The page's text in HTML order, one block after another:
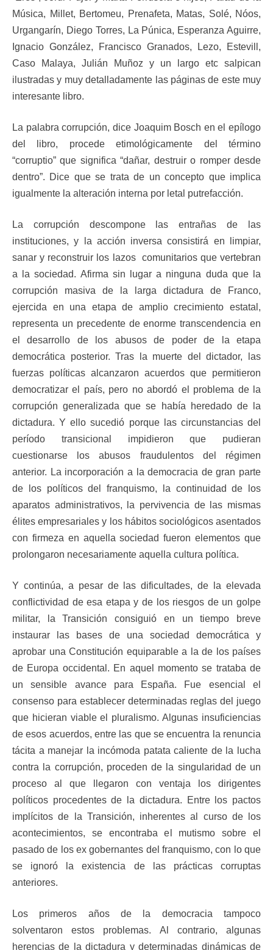
Música, Millet, Bertomeu, Prenafeta, Matas, Solé, Nóos,
Urgangarín, Diego Torres, La Púnica, Esperanza Aguirre,
Ignacio González, Francisco Granados, Lezo, Estevill,
Caso Malaya, Julián Muñoz y un largo etc salpican
ilustradas y muy detalladamente las páginas de este muy
interesante libro.
La palabra corrupción, dice Joaquim Bosch en el epílogo
del libro, procede etimológicamente del término
“corruptio” que significa “dañar, destruir o romper desde
dentro”. Dice que se trata de un concepto que implica
igualmente la alteración interna por letal putrefacción.
La corrupción descompone las entrañas de las
instituciones, y la acción inversa consistirá en limpiar,
sanar y reconstruir los lazos comunitarios que vertebran
a la sociedad. Afirma sin lugar a ninguna duda que la
corrupción masiva de la larga dictadura de Franco,
ejercida en una etapa de amplio crecimiento estatal,
representa un precedente de enorme transcendencia en
el desarrollo de los abusos de poder de la etapa
democrática posterior. Tras la muerte del dictador, las
fuerzas políticas alcanzaron acuerdos que permitieron
democratizar el país, pero no abordó el problema de la
corrupción generalizada que se había heredado de la
dictadura. Y ello sucedió porque las circunstancias del
período transicional impidieron que pudieran
cuestionarse los abusos fraudulentos del régimen
anterior. La incorporación a la democracia de gran parte
de los políticos del franquismo, la continuidad de los
aparatos administrativos, la pervivencia de las mismas
élites empresariales y los hábitos sociológicos asentados
con firmeza en aquella sociedad fueron elementos que
prolongaron necesariamente aquella cultura política.
Y continúa, a pesar de las dificultades, de la elevada
conflictividad de esa etapa y de los riesgos de un golpe
militar, la Transición consiguió en un tiempo breve
instaurar las bases de una sociedad democrática y
aprobar una Constitución equiparable a la de los países
de Europa occidental. En aquel momento se trataba de
un sensible avance para España. Fue esencial el
consenso para establecer determinadas reglas del juego
que hicieran viable el pluralismo. Algunas insuficiencias
de esos acuerdos, entre las que se encuentra la renuncia
tácita a manejar la incómoda patata caliente de la lucha
contra la corrupción, proceden de la singularidad de un
proceso al que llegaron con ventaja los dirigentes
políticos procedentes de la dictadura. Entre los pactos
implícitos de la Transición, inherentes al curso de los
acontecimientos, se encontraba el mutismo sobre el
pasado de los ex gobernantes del franquismo, con lo que
se ignoró la existencia de las prácticas corruptas
anteriores.
Los primeros años de la democracia tampoco
solventaron estos problemas. Al contrario, algunas
herencias de la dictadura y determinadas dinámicas de